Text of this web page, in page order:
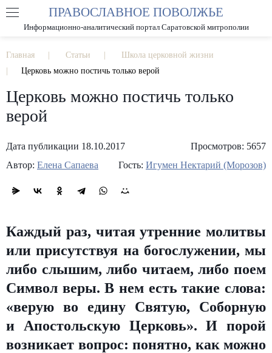
РАЗМЕР ШРИФТА А А
ПРАВОСЛАВНОЕ ПОВОЛЖЬЕ
Информационно-аналитический портал Саратовской митрополии
Главная Статьи
Школа церковной жизни
Церковь можно постичь только верой
Церковь можно постичь только
верой
Дата публикации 18.10.2017
Просмотров: 5657
Автор: Елена Сапаева Гость: Игумен Нектарий (Морозов)
Каждый раз, читая утренние молитвы
или присутствуя на богослужении, мы
либо слышим, либо читаем, либо поем
Символ веры. В нем есть такие слова:
«верую во едину Святую, Соборную
и Апостольскую Церковь». И порой
возникает вопрос: понятно, как можно